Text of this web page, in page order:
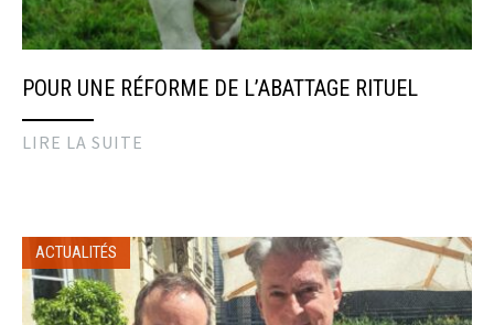
POUR UNE RÉFORME DE L’ABATTAGE RITUEL
LIRE LA SUITE
ACTUALITÉS